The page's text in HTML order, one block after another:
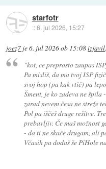
starfotr
::6. jul 2026, 15:27
joez7 je6. jul 2026 ob 15:08izjavil
"kot, ce preprosto zaupas
Pa misliš, da ma tvoj ISP
svoj hop (pa kak vtič) pa
Šment, je ko zadeva ne
zarad nevem česa ne streže
Pol pa iščeš druge rešitve.
prebavljiv. Če maš možnost
- da ti ne skače drugam, ali
Včasih pa dodaš še PiHole